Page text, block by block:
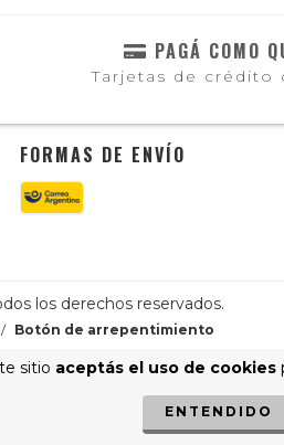
sitio aceptás el uso de cookies
ENTENDIDO
PAGÁ COMO
Tarjetas de crédito
FORMAS DE ENVÍO
los derechos reservados.
/ Botón de arrepentimiento